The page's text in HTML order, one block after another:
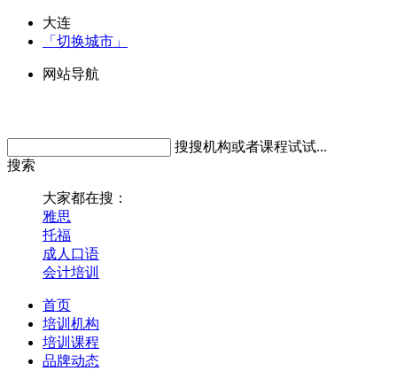
大连
「切换城市」
网站导航
搜搜机构或者课程试试...
搜索
大家都在搜：
雅思
托福
成人口语
会计培训
首页
培训机构
培训课程
品牌动态